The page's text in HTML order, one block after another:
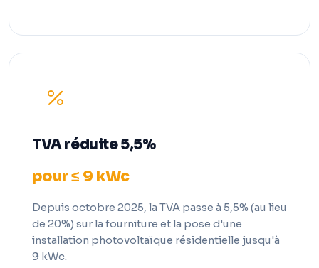
TVA réduite 5,5%
pour ≤ 9 kWc
Depuis octobre 2025, la TVA passe à 5,5% (au lieu
de 20%) sur la fourniture et la pose d'une
installation photovoltaïque résidentielle jusqu'à
9 kWc.